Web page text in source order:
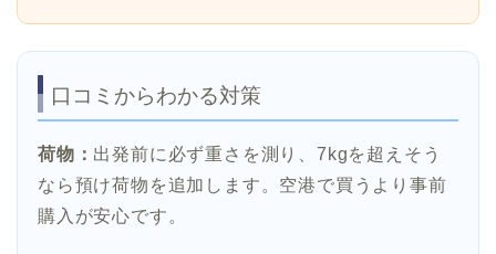
口コミからわかる対策
荷物： 出発前に必ず重さを測り、7kgを超えそう
なら預け荷物を追加します。空港で買うより事前
購入が安心です。